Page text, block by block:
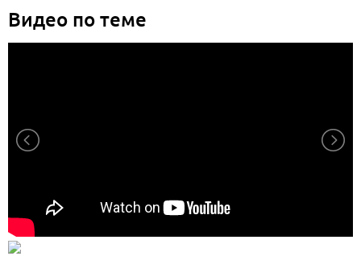
Видео по теме